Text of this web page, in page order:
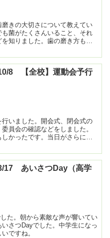
きの大切さについて教えてい
菌がたくさんいること、それ
知りました。歯の磨き方も教
8 【全校】運動会予行
いました。開会式、閉会式の
員会の確認などをしました。
かったです。当日がさらに楽
17 あいさつDay（高学
た。朝から素敵な声が響いてい
さつDayでした。中学生になっ
ですね。